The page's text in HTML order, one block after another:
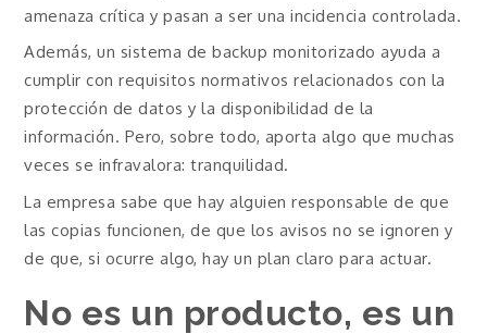
amenaza crítica y pasan a ser una incidencia controlada.
Además, un sistema de backup monitorizado ayuda a
cumplir con requisitos normativos relacionados con la
protección de datos y la disponibilidad de la
información. Pero, sobre todo, aporta algo que muchas
veces se infravalora: tranquilidad.
La empresa sabe que hay alguien responsable de que
las copias funcionen, de que los avisos no se ignoren y
de que, si ocurre algo, hay un plan claro para actuar.
No es un producto, es un